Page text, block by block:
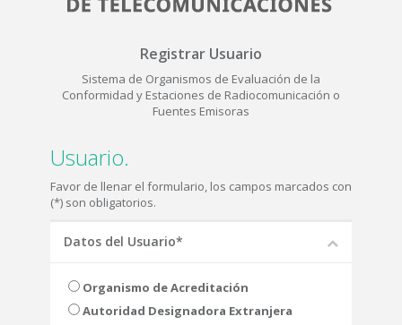
Registrar Usuario
Sistema de Organismos de Evaluación de la
Conformidad y Estaciones de Radiocomunicación o
Fuentes Emisoras
Usuario.
Favor de llenar el formulario, los campos marcados con
(*) son obligatorios.
Datos del Usuario*
Organismo de Acreditación
Autoridad Designadora Extranjera